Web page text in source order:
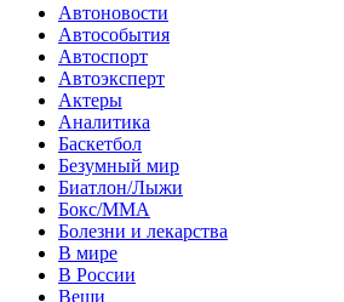
Автоновости
Автособытия
Автоспорт
Автоэксперт
Актеры
Аналитика
Баскетбол
Безумный мир
Биатлон/Лыжи
Бокс/MMA
Болезни и лекарства
В мире
В России
Вещи